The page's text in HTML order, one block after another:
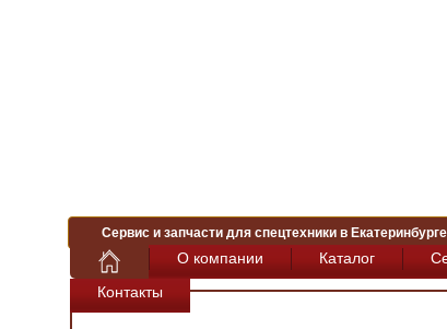
О компании Каталог
Контакты
Сервис и запчасти для спецтехники в Екатеринбурге